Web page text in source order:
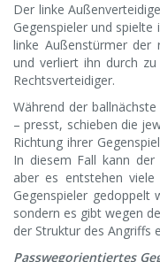
Der linke
Gegenspieler und
linke Außenstürmer der
und verliert ihn durch
Rechtsverteidiger.
Während der
– presst, schieben die
Richtung ihrer
In diesem Fall kann
aber es entstehen
Gegenspieler gedoppelt
sondern es gibt wegen
der Struktur des Angriffs
Passwegorientiertes